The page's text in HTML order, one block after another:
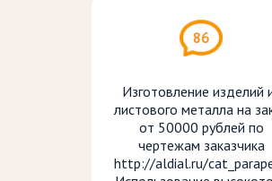
86
Изготовление изделий
листового металла на
от 50000 рублей по
чертежам заказчика
http://aldial.ru/